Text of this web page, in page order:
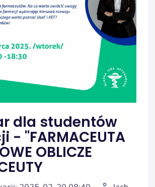
dla studentów
- "FARMACEUTA
OBLICZE